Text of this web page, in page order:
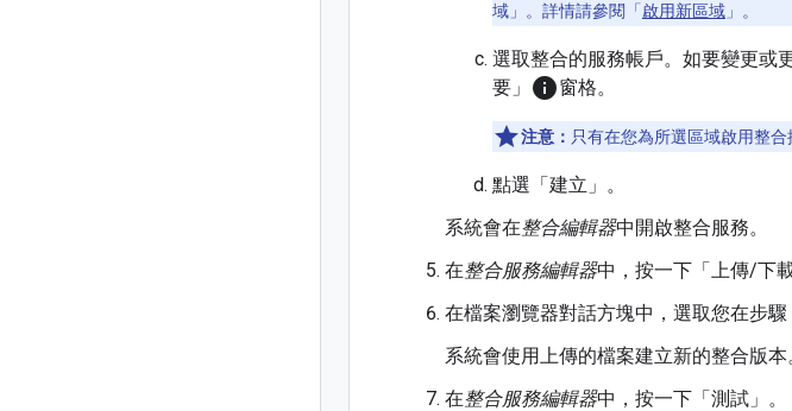
域」
。詳情請參閱「 啟用新區域 」。
選取整合的服務帳戶。如要變更或
要」 info窗格。
注意： 只有在您為所選區域啟用整
點選「建立」 。
系統會在整合編輯器中開啟整合服務。
在整合服務編輯器中，按一下「上傳/下
在檔案瀏覽器對話方塊中，選取您在步
系統會使用上傳的檔案建立新的整合版本
在整合服務編輯器中，按一下「測試」 。